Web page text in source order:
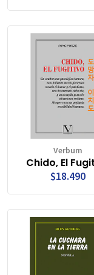
Verbum
Chido, El
$18.490